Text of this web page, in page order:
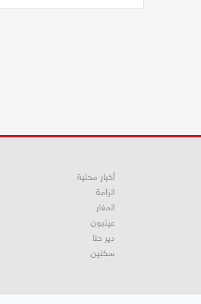
أخبار محلية
الرامة
المغار
عيلبون
دير حنا
سخنين